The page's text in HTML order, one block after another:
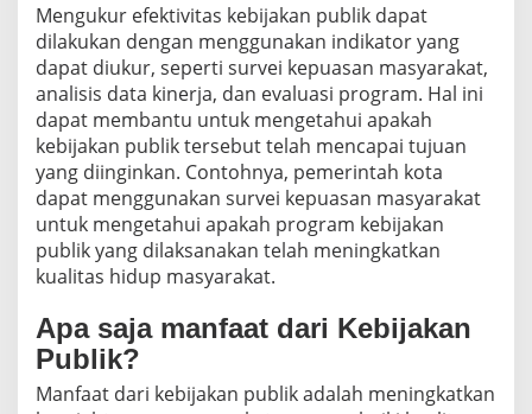
Mengukur efektivitas kebijakan publik dapat
dilakukan dengan menggunakan indikator yang
dapat diukur, seperti survei kepuasan masyarakat,
analisis data kinerja, dan evaluasi program. Hal ini
dapat membantu untuk mengetahui apakah
kebijakan publik tersebut telah mencapai tujuan
yang diinginkan. Contohnya, pemerintah kota
dapat menggunakan survei kepuasan masyarakat
untuk mengetahui apakah program kebijakan
publik yang dilaksanakan telah meningkatkan
kualitas hidup masyarakat.
Apa saja manfaat dari Kebijakan
Publik?
Manfaat dari kebijakan publik adalah meningkatkan